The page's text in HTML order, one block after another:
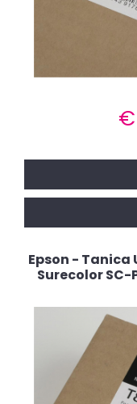
€
Epson - Tanica
Surecolor SC-